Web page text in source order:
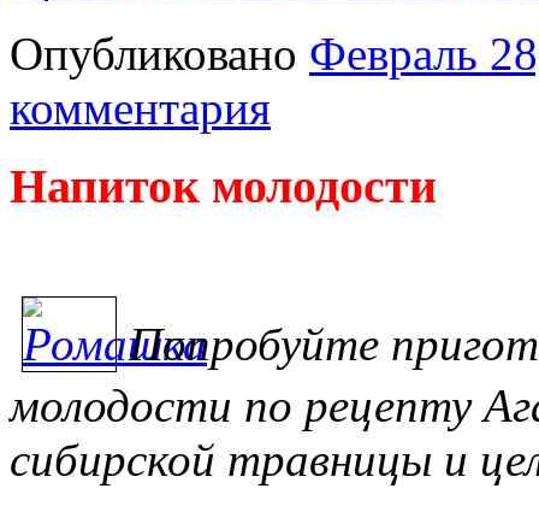
Опубликовано Февраль
комментария
Напиток молодости
Попробуйте
молодости по рецепту
сибирской травницы и